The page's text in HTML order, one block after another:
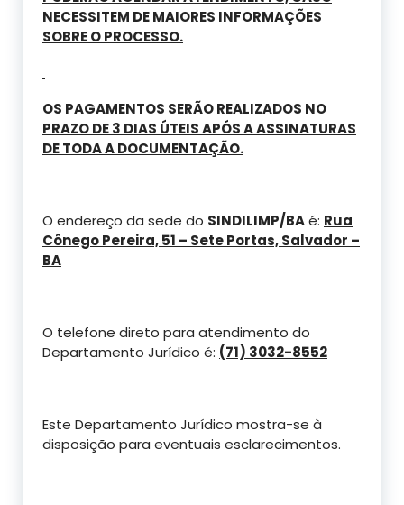
NECESSITEM DE MAIORES INFORMAÇÕES
SOBRE O PROCESSO.
OS PAGAMENTOS SERÃO REALIZADOS NO
PRAZO DE 3 DIAS ÚTEIS APÓS A ASSINATURAS
DE TODA A DOCUMENTAÇÃO.
O endereço da sede do SINDILIMP/BAé: Rua
Cônego Pereira, 51 – Sete Portas, Salvador –
BA
O telefone direto para atendimento do
Departamento Jurídico é: (71) 3032-8552
Este Departamento Jurídico mostra-se à
disposição para eventuais esclarecimentos.